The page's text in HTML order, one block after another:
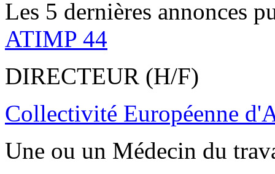
Les 5 dernières annonces
ATIMP 44
DIRECTEUR (H/F)
Collectivité Européenne
Une ou un Médecin du